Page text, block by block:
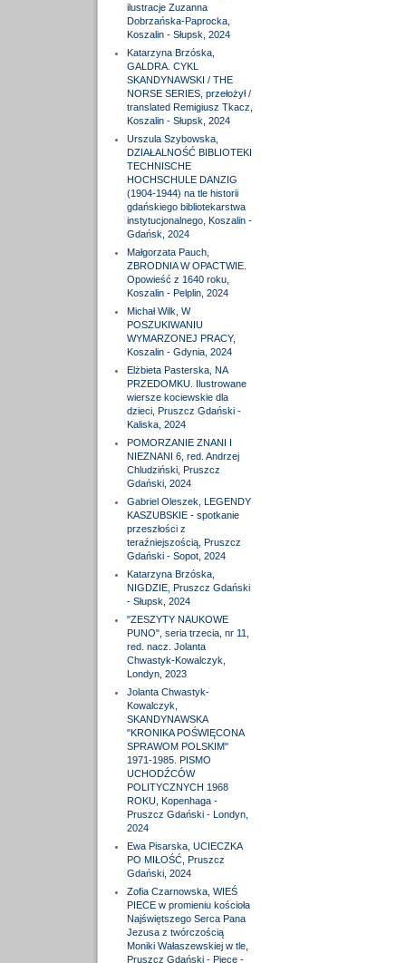
ilustracje Zuzanna
Dobrzańska-Paprocka,
Koszalin - Słupsk, 2024
Katarzyna Brzóska,
GALDRA. CYKL
SKANDYNAWSKI / THE
NORSE SERIES, przełożył /
translated Remigiusz Tkacz,
Koszalin - Słupsk, 2024
Urszula Szybowska,
DZIAŁALNOŚĆ BIBLIOTEKI
TECHNISCHE
HOCHSCHULE DANZIG
(1904-1944) na tle historii
gdańskiego bibliotekarstwa
instytucjonalnego, Koszalin -
Gdańsk, 2024
Małgorzata Pauch,
ZBRODNIA W OPACTWIE.
Opowieść z 1640 roku,
Koszalin - Pelplin, 2024
Michał Wilk, W
POSZUKIWANIU
WYMARZONEJ PRACY,
Koszalin - Gdynia, 2024
Elżbieta Pasterska, NA
PRZEDOMKU. Ilustrowane
wiersze kociewskie dla
dzieci, Pruszcz Gdański -
Kaliska, 2024
POMORZANIE ZNANI I
NIEZNANI 6, red. Andrzej
Chludziński, Pruszcz
Gdański, 2024
Gabriel Oleszek, LEGENDY
KASZUBSKIE - spotkanie
przeszłości z
teraźniejszością, Pruszcz
Gdański - Sopot, 2024
Katarzyna Brzóska,
NIGDZIE, Pruszcz Gdański
- Słupsk, 2024
"ZESZYTY NAUKOWE
PUNO", seria trzecia, nr 11,
red. nacz. Jolanta
Chwastyk-Kowalczyk,
Londyn, 2023
Jolanta Chwastyk-
Kowalczyk,
SKANDYNAWSKA
"KRONIKA POŚWIĘCONA
SPRAWOM POLSKIM"
1971-1985. PISMO
UCHODŹCÓW
POLITYCZNYCH 1968
ROKU, Kopenhaga -
Pruszcz Gdański - Londyn,
2024
Ewa Pisarska, UCIECZKA
PO MIŁOŚĆ, Pruszcz
Gdański, 2024
Zofia Czarnowska, WIEŚ
PIECE w promieniu kościoła
Najświętszego Serca Pana
Jezusa z twórczością
Moniki Wałaszewskiej w tle,
Pruszcz Gdański - Piece -